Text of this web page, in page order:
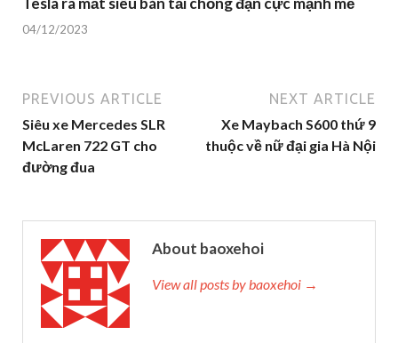
04/12/2023
PREVIOUS ARTICLE
Siêu xe Mercedes SLR
McLaren 722 GT cho
đường đua
NEXT ARTICLE
Xe Maybach S600 thứ 9
thuộc về nữ đại gia Hà Nội
About baoxehoi
View all posts by baoxehoi →